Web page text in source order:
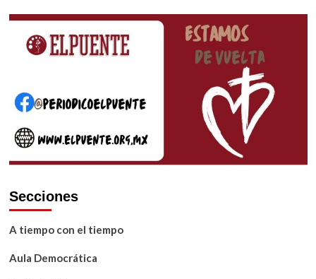
Secciones
A tiempo con el tiempo
Aula Democrática